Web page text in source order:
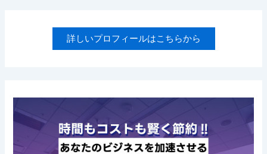
詳しいプロフィールはこちらから